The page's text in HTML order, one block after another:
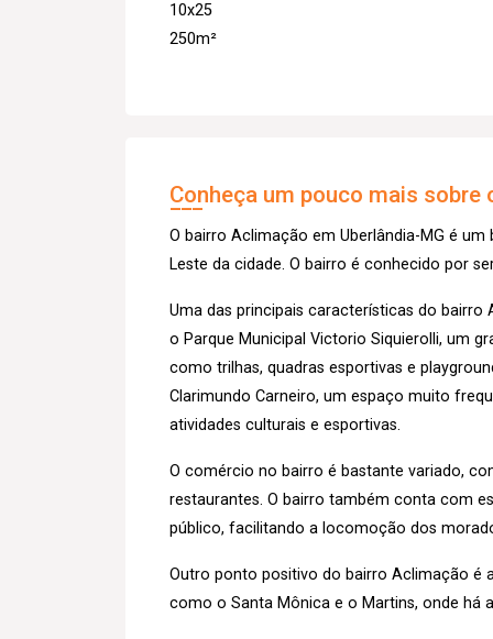
10x25
250m²
Conheça um pouco mais sobre
O bairro Aclimação em Uberlândia-MG é
Leste da cidade. O bairro é conhecido por
Uma das principais características do bairro
o Parque Municipal Victorio Siquierolli, um
como trilhas, quadras esportivas e
Clarimundo Carneiro, um espaço muito
atividades culturais e esportivas.
O comércio no bairro é bastante variado,
restaurantes. O bairro também conta com
público, facilitando a locomoção dos
Outro ponto positivo do bairro Aclimação é
como o Santa Mônica e o Martins, onde há